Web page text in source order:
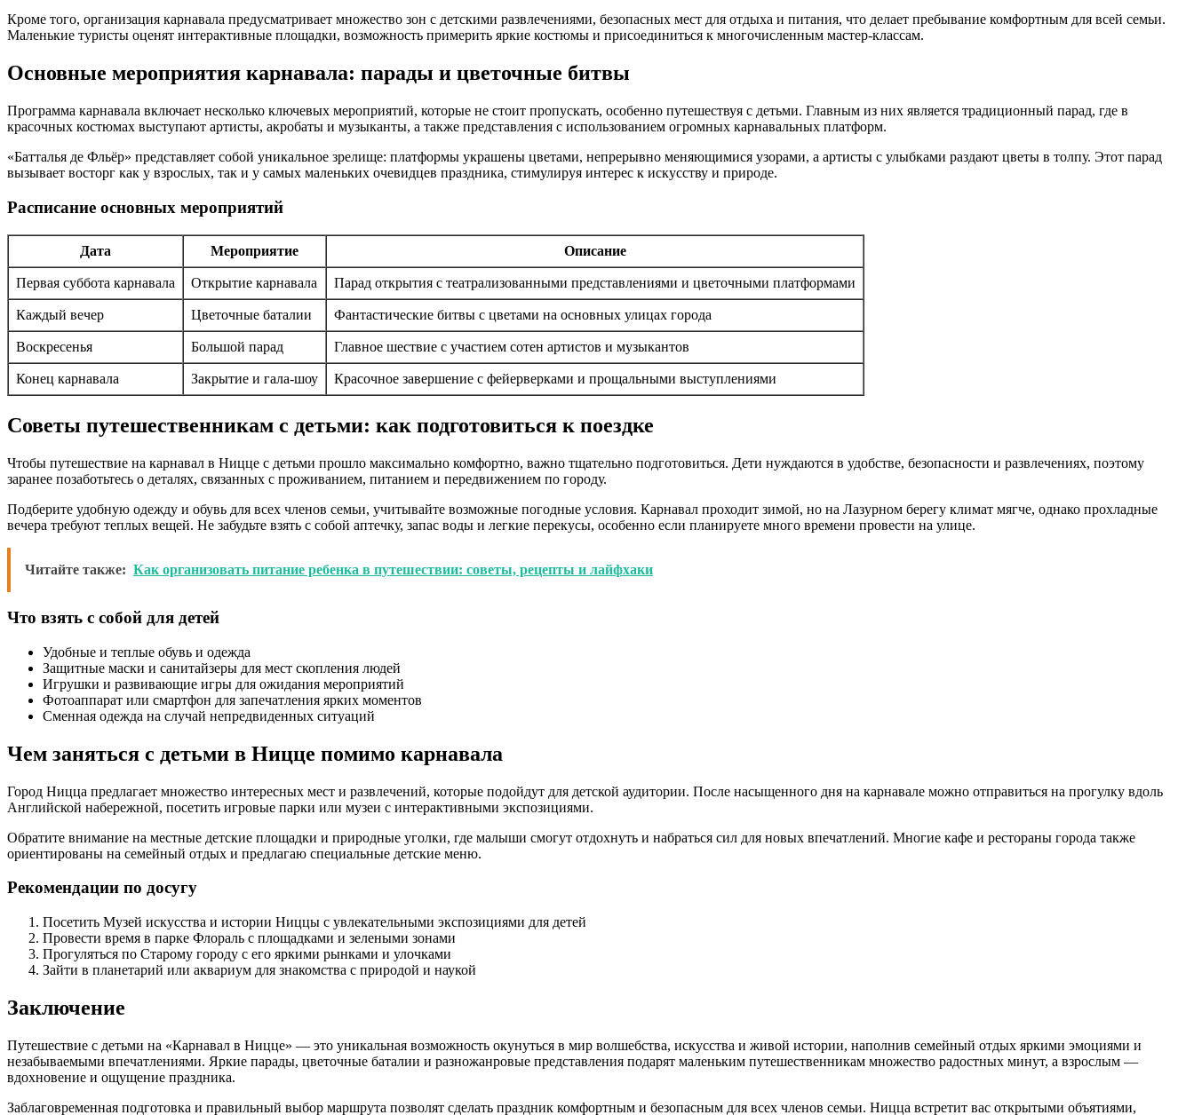
Кроме того, организация карнавала предусматривает множество зон с детскими развлечениями, безопасных мест для отдыха и питания, что делает пребывание комфортным для всей семьи.
Маленькие туристы оценят интерактивные площадки, возможность примерить яркие костюмы и присоединиться к многочисленным мастер-классам.
Основные мероприятия карнавала: парады и цветочные битвы
Программа карнавала включает несколько ключевых мероприятий, которые не стоит пропускать, особенно путешествуя с детьми. Главным из них является традиционный парад, где в
красочных костюмах выступают артисты, акробаты и музыканты, а также представления с использованием огромных карнавальных платформ.
«Батталья де Фльёр» представляет собой уникальное зрелище: платформы украшены цветами, непрерывно меняющимися узорами, а артисты с улыбками раздают цветы в толпу. Этот парад
вызывает восторг как у взрослых, так и у самых маленьких очевидцев праздника, стимулируя интерес к искусству и природе.
Расписание основных мероприятий
Дата Мероприятие Описание
Первая суббота карнавала Открытие карнавала Парад открытия с театрализованными представлениями и цветочными платформами
Каждый вечер Цветочные баталии Фантастические битвы с цветами на основных улицах города
Воскресенья Большой парад Главное шествие с участием сотен артистов и музыкантов
Конец карнавала Закрытие и гала-шоу Красочное завершение с фейерверками и прощальными выступлениями
Советы путешественникам с детьми: как подготовиться к поездке
Чтобы путешествие на карнавал в Ницце с детьми прошло максимально комфортно, важно тщательно подготовиться. Дети нуждаются в удобстве, безопасности и развлечениях, поэтому
заранее позаботьтесь о деталях, связанных с проживанием, питанием и передвижением по городу.
Подберите удобную одежду и обувь для всех членов семьи, учитывайте возможные погодные условия. Карнавал проходит зимой, но на Лазурном берегу климат мягче, однако прохладные
вечера требуют теплых вещей. Не забудьте взять с собой аптечку, запас воды и легкие перекусы, особенно если планируете много времени провести на улице.
Читайте также: Как организовать питание ребенка в путешествии: советы, рецепты и лайфхаки
Что взять с собой для детей
Удобные и теплые обувь и одежда
Защитные маски и санитайзеры для мест скопления людей
Игрушки и развивающие игры для ожидания мероприятий
Фотоаппарат или смартфон для запечатления ярких моментов
Сменная одежда на случай непредвиденных ситуаций
Чем заняться с детьми в Ницце помимо карнавала
Город Ницца предлагает множество интересных мест и развлечений, которые подойдут для детской аудитории. После насыщенного дня на карнавале можно отправиться на прогулку вдоль
Английской набережной, посетить игровые парки или музеи с интерактивными экспозициями.
Обратите внимание на местные детские площадки и природные уголки, где малыши смогут отдохнуть и набраться сил для новых впечатлений. Многие кафе и рестораны города также
ориентированы на семейный отдых и предлагаю специальные детские меню.
Рекомендации по досугу
Посетить Музей искусства и истории Ниццы с увлекательными экспозициями для детей
Провести время в парке Флораль с площадками и зелеными зонами
Прогуляться по Старому городу с его яркими рынками и улочками
Зайти в планетарий или аквариум для знакомства с природой и наукой
Заключение
Путешествие с детьми на «Карнавал в Ницце» — это уникальная возможность окунуться в мир волшебства, искусства и живой истории, наполнив семейный отдых яркими эмоциями и
незабываемыми впечатлениями. Яркие парады, цветочные баталии и разножанровые представления подарят маленьким путешественникам множество радостных минут, а взрослым —
вдохновение и ощущение праздника.
Заблаговременная подготовка и правильный выбор маршрута позволят сделать праздник комфортным и безопасным для всех членов семьи. Ницца встретит вас открытыми объятиями,